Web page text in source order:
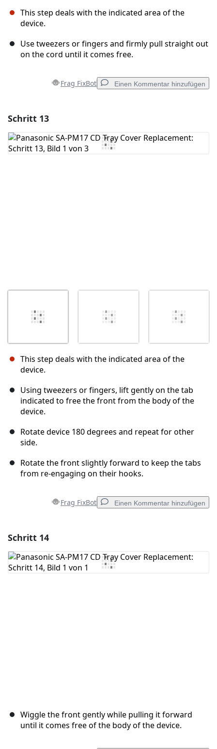
This step deals with the indicated area of the
device.
Use tweezers or fingers and firmly pull straight out
on the cord until it comes free.
Frag FixBot Einen Kommentar hinzufügen
Kommentar hinzufügen
Schritt 13
This step deals with the indicated area of the
device.
Using tweezers or fingers, lift gently on the tab
indicated to free the front from the body of the
device.
Rotate device 180 degrees and repeat for other
side.
Rotate the front slightly forward to keep the tabs
from re-engaging on their hooks.
Frag FixBot Einen Kommentar hinzufügen
Kommentar hinzufügen
Schritt 14
Wiggle the front gently while pulling it forward
until it comes free of the body of the device.